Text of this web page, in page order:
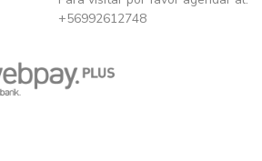
+56992612748